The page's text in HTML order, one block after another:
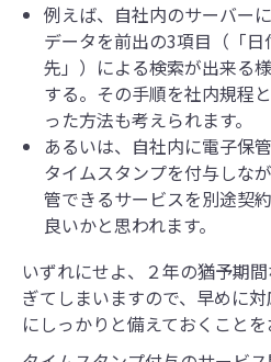
例えば、自社内のサーバー
データを前出の3項目（「
先」）による検索が出来る
する。その手順を社内規程
った方法も考えられます。
あるいは、自社内に電子保
タイムスタンプを付与しな
管できるサービスを別途契
良いかと思われます。
いずれにせよ、２年の猶予期
ぎてしまいますので、早めに
にしっかりと備えておくことを